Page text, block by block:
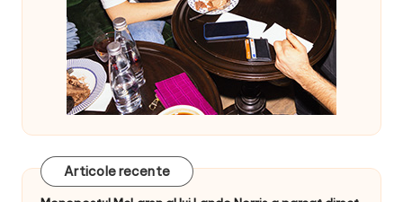
Articole recente